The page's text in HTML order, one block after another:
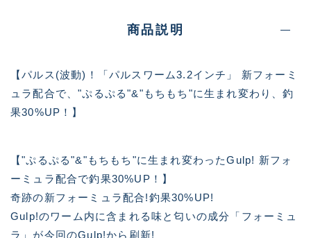
商品説明
【パルス(波動)！「パルスワーム3.2インチ」 新フォーミ
ュラ配合で、"ぷるぷる"&"もちもち"に生まれ変わり、釣
果30%UP！】
【"ぷるぷる"&"もちもち"に生まれ変わったGulp! 新フォ
ーミュラ配合で釣果30%UP！】
奇跡の新フォーミュラ配合!釣果30%UP!
Gulp!のワーム内に含まれる味と匂いの成分「フォーミュ
ラ」が今回のGulp!から刷新!